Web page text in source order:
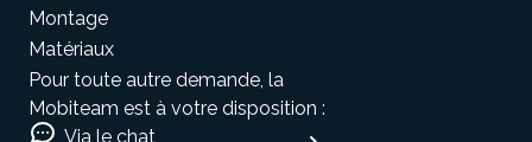
Montage
Matériaux
Pour toute autre demande, la
Mobiteam est à votre disposition :
Via le chat